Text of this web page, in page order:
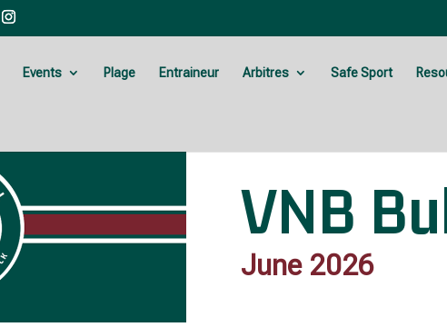
Events Plage Entraineur Arbitres Safe Sport
VNB
June 2026